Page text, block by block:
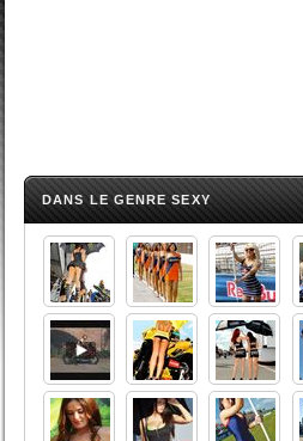
DANS LE GENRE SEXY